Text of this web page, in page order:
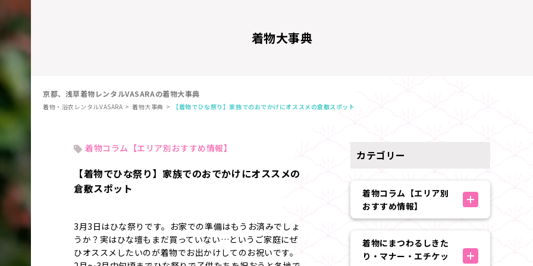
着物大事典
京都、浅草着物レンタルVASARAの着物大事典
着物・浴衣レンタルVASARA 着物大事典 【着物でひな祭り】家族でのおでかけにオススメの倉敷スポット
着物コラム【エリア別おすすめ情報】
【着物でひな祭り】家族でのおでかけにオススメの
倉敷スポット
3月3日はひな祭りです。お家での準備はもうお済みでしょ
うか？実はひな壇もまだ買っていない…というご家庭にぜ
ひオススメしたいのが着物でお出かけしてのお祝いです。
カテゴリー
着物コラム【エリア別
おすすめ情報】
着物にまつわるしきた
り・マナー・エチケッ